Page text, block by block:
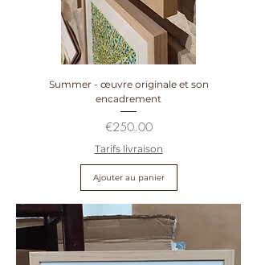
Summer - œuvre originale et son
encadrement
Prix
€250.00
Tarifs livraison
Ajouter au panier